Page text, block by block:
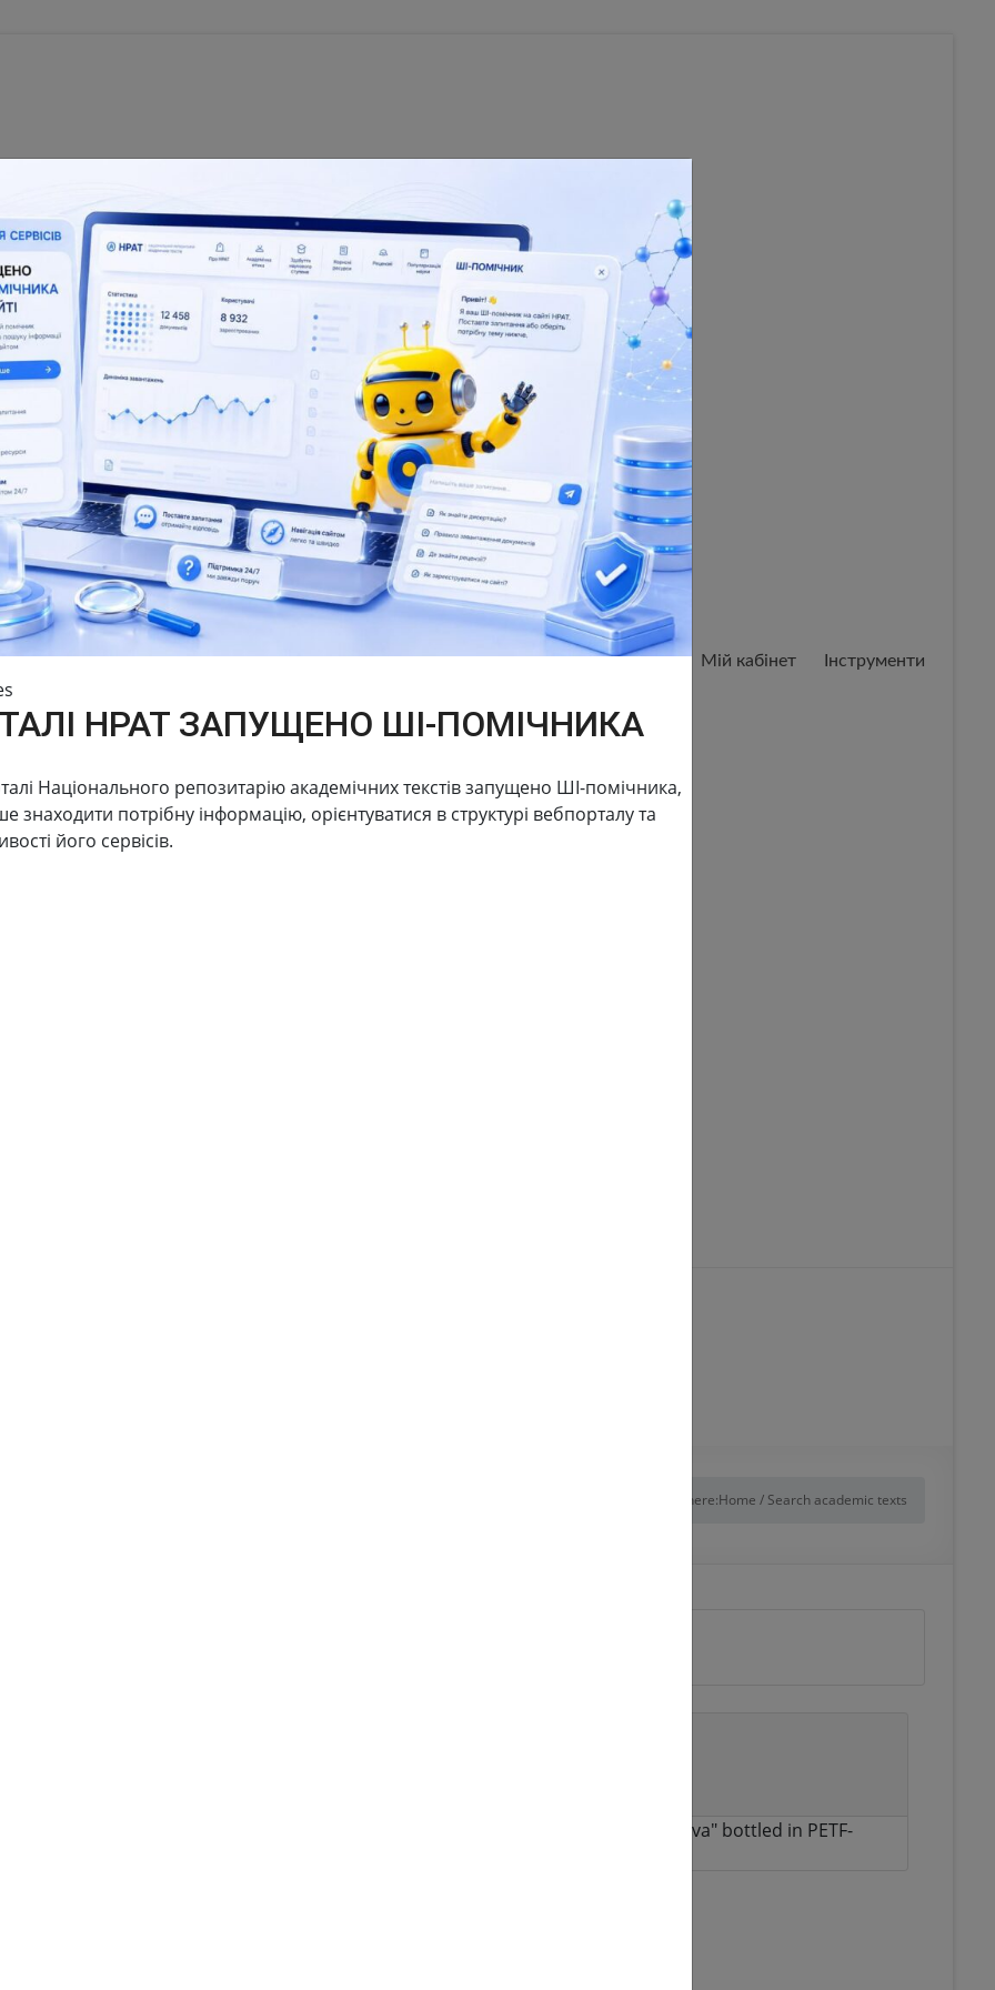
Repository of Academic Texts
Мій кабінет Мій кабінет Інструменти
of scientific and scientific and technical activities
scientific degrees and abstracts
You are here:Home / Search academic texts
of the term period for the use of the non carbonated mineral water "Krishtaleva" bottled in PETF-
НРАТ ЗАПУЩЕНО ШІ-ПОМІЧНИКА
Національного репозитарію академічних текстів запущено ШІ-помічника,
потрібну інформацію, орієнтуватися в структурі вебпорталу та
його сервісів.